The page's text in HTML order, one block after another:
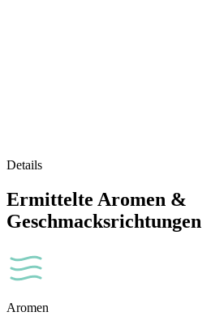
Details
Ermittelte Aromen &
Geschmacksrichtungen
Aromen